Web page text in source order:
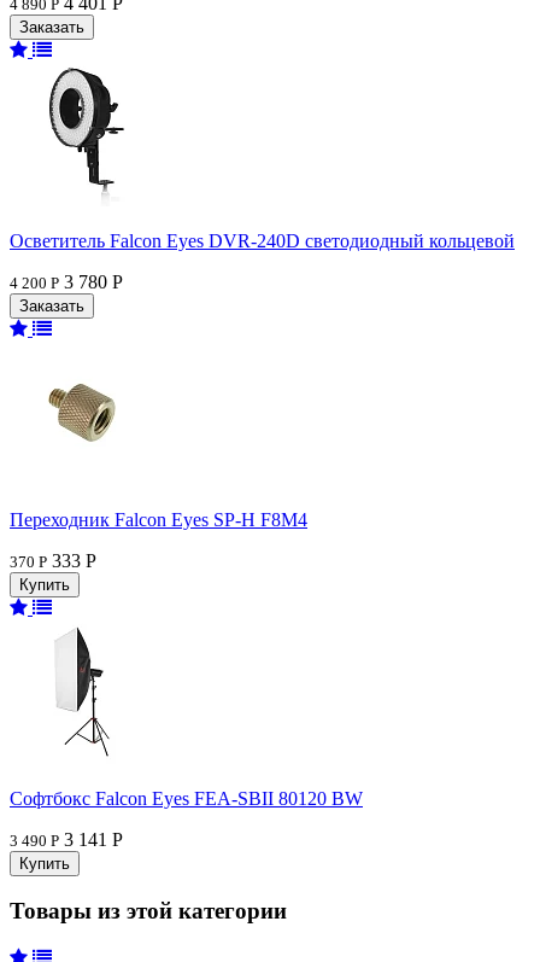
4 890 Р
Осветитель Falcon Eyes DVR-240D светодиодный кольцевой
4 200 Р 3 780 Р
Переходник Falcon Eyes SP-H F8M4
370 Р 333 Р
Софтбокс Falcon Eyes FEA-SBII 80120 BW
3 490 Р 3 141 Р
Товары из этой категории